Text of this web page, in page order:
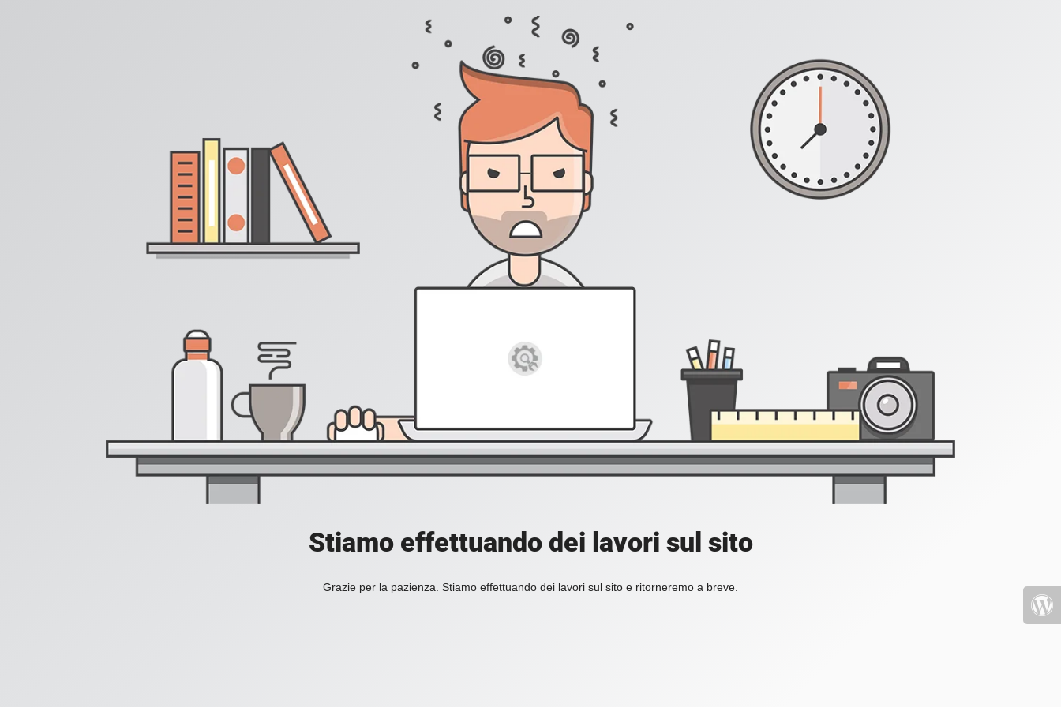
Stiamo effettuando dei lavori sul sito
Grazie per la pazienza. Stiamo effettuando dei lavori sul sito e ritorneremo a breve.